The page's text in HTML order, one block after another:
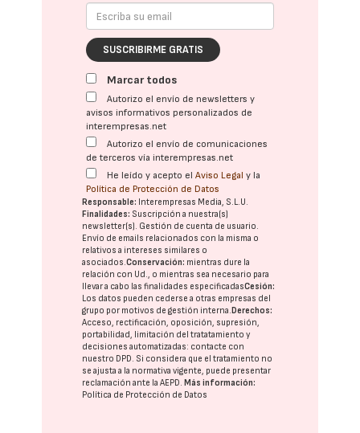
SUSCRIBIRME GRATIS
Marcar todos
Autorizo el envío de newsletters y
avisos informativos personalizados de
interempresas.net
Autorizo el envío de comunicaciones
de terceros vía interempresas.net
He leído y acepto elAviso Legal y la
Política de Protección de Datos
Responsable: Interempresas Media, S.L.U.
Finalidades: Suscripción a nuestra(s)
newsletter(s). Gestión de cuenta de usuario.
Envío de emails relacionados con la misma o
relativos a intereses similares o
asociados.Conservación: mientras dure la
relación con Ud., o mientras sea necesario para
llevar a cabo las finalidades especificadasCesión:
Los datos pueden cederse a otras empresas del
grupo por motivos de gestión interna. Derechos:
Acceso, rectificación, oposición, supresión,
portabilidad, limitación del tratatamiento y
decisiones automatizadas: contacte con
nuestro DPD. Si considera que el tratamiento no
se ajusta a la normativa vigente, puede presentar
reclamación ante laAEPD. Más información:
Política de Protección de Datos